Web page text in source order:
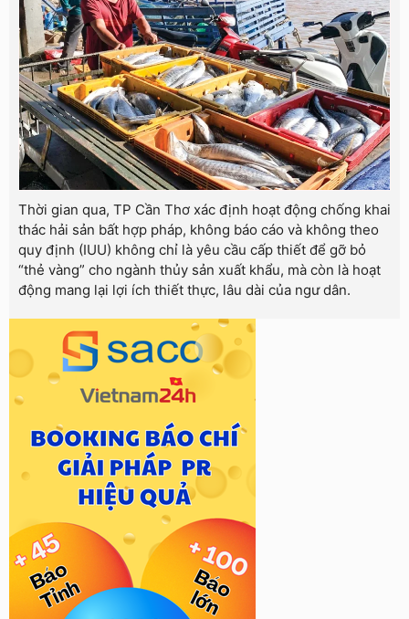
Thời gian qua, TP Cần Thơ xác định hoạt động chống khai
thác hải sản bất hợp pháp, không báo cáo và không theo
quy định (IUU) không chỉ là yêu cầu cấp thiết để gỡ bỏ
“thẻ vàng” cho ngành thủy sản xuất khẩu, mà còn là hoạt
động mang lại lợi ích thiết thực, lâu dài của ngư dân.